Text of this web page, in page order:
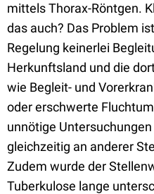
mittels Thorax-Röntgen.
das auch? Das Problem
Regelung keinerlei
Herkunftsland und die
wie Begleit- und
oder erschwerte
unnötige
gleichzeitig an anderer
Zudem wurde der
Tuberkulose lange